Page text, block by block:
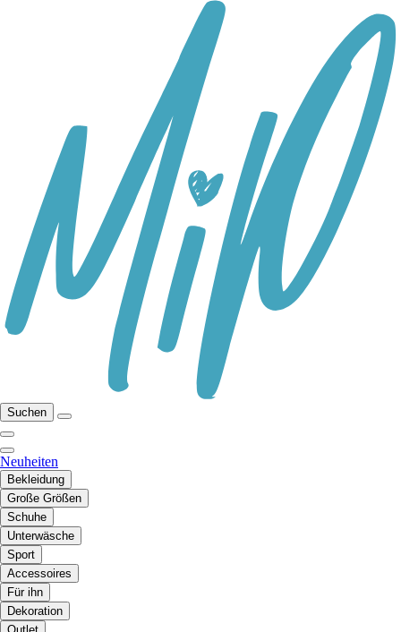
Suchen
Neuheiten
Bekleidung
Große Größen
Schuhe
Unterwäsche
Sport
Accessoires
Für ihn
Dekoration